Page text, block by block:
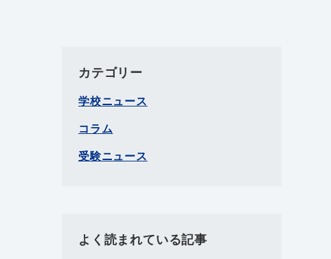
カテゴリー
学校ニュース
コラム
受験ニュース
よく読まれている記事